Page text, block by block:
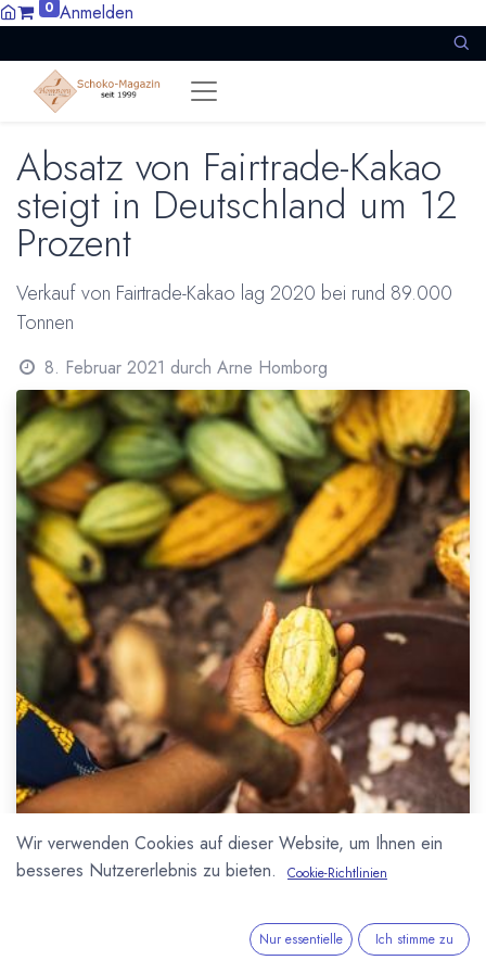
0 Anmelden
Absatz von Fairtrade-Kakao
steigt in Deutschland um 12
Prozent
Verkauf von Fairtrade-Kakao lag 2020 bei rund 89.000
Tonnen
8. Februar 2021 durch Arne Homborg
Wir verwenden Cookies auf dieser Website, um Ihnen ein
besseres Nutzererlebnis zu bieten.
Cookie-Richtlinien
Nur essentielle Ich stimme zu